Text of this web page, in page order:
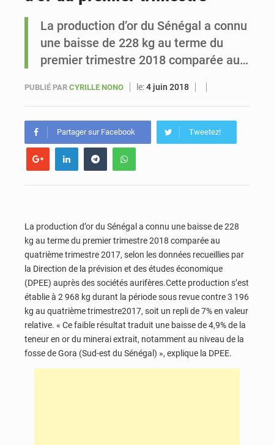
Sénégal : Ousmane Diagne prêtera serment le 11 août comme président du Conseil constitutionnel
La production d’or du Sénégal a connu
une baisse de 228 kg au terme du
premier trimestre 2018 comparée au…
PUBLIÉ PAR CYRILLE NONO le:4 juin 2018
Partager sur Facebook Tweetez!
La production d’or du Sénégal a connu une baisse de 228
kg au terme du premier trimestre 2018 comparée au
quatrième trimestre 2017, selon les données recueillies par
la Direction de la prévision et des études économique
(DPEE) auprès des sociétés aurifères.Cette production s’est
établie à 2 968 kg durant la période sous revue contre 3 196
kg au quatrième trimestre2017, soit un repli de 7% en valeur
relative. « Ce faible résultat traduit une baisse de 4,9% de la
teneur en or du minerai extrait, notamment au niveau de la
fosse de Gora (Sud-est du Sénégal) », explique la DPEE.